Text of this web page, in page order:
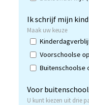
Ik schrijf mijn
Maak uw keuze
Voorschoolse
Buitenschoolse
Voor
U kunt kiezen uit drie